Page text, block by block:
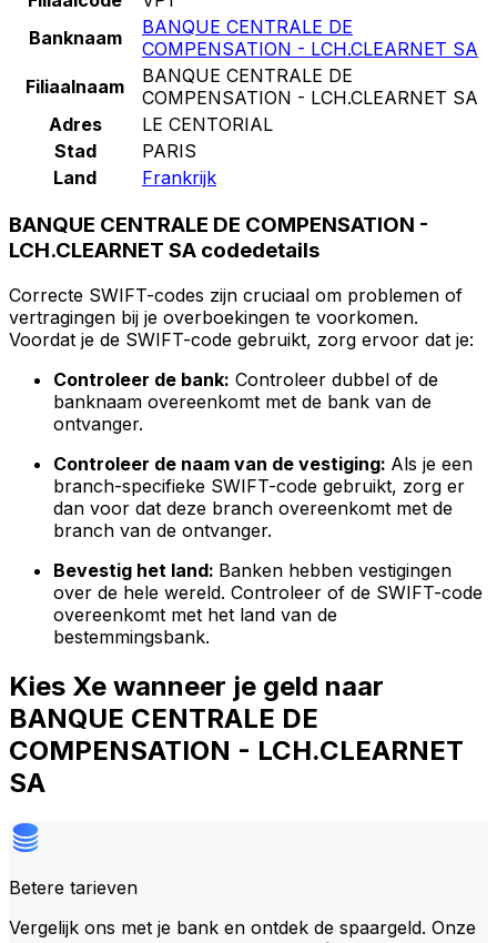
Banknaam
BANQUE CENTRALE DE
COMPENSATION - LCH.CLEARNET SA
Filiaalnaam
BANQUE CENTRALE DE
COMPENSATION - LCH.CLEARNET SA
Adres
LE CENTORIAL
Stad
PARIS
Land
Frankrijk
BANQUE CENTRALE DE COMPENSATION -
LCH.CLEARNET SA codedetails
Correcte SWIFT-codes zijn cruciaal om problemen of
vertragingen bij je overboekingen te voorkomen.
Voordat je de SWIFT-code gebruikt, zorg ervoor dat je:
Controleer de bank: Controleer dubbel of de
banknaam overeenkomt met de bank van de
ontvanger.
Controleer de naam van de vestiging: Als je een
branch-specifieke SWIFT-code gebruikt, zorg er
dan voor dat deze branch overeenkomt met de
branch van de ontvanger.
Bevestig het land: Banken hebben vestigingen
over de hele wereld. Controleer of de SWIFT-code
overeenkomt met het land van de
bestemmingsbank.
Kies Xe wanneer je geld naar
BANQUE CENTRALE DE
COMPENSATION - LCH.CLEARNET
SA
Betere tarieven
Vergelijk ons met je bank en ontdek de spaargeld. Onze